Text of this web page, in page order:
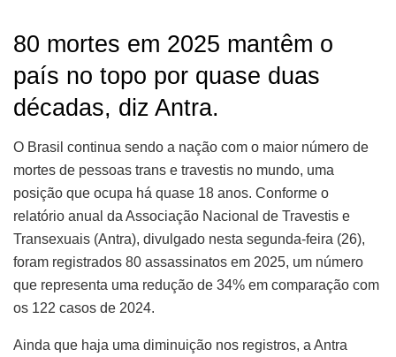
80 mortes em 2025 mantêm o
país no topo por quase duas
décadas, diz Antra.
O Brasil continua sendo a nação com o maior número de
mortes de pessoas trans e travestis no mundo, uma
posição que ocupa há quase 18 anos. Conforme o
relatório anual da Associação Nacional de Travestis e
Transexuais (Antra), divulgado nesta segunda-feira (26),
foram registrados 80 assassinatos em 2025, um número
que representa uma redução de 34% em comparação com
os 122 casos de 2024.
Ainda que haja uma diminuição nos registros, a Antra